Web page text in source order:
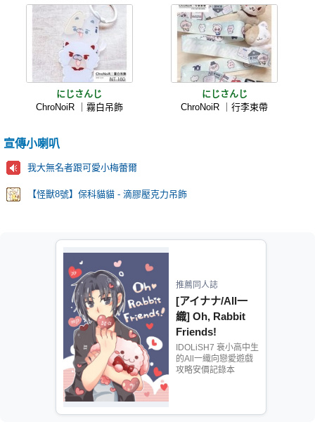
にじさんじ
ChroNoiR ｜霧白吊飾
にじさんじ
ChroNoiR ｜行李束帶
宣傳小喇叭
我大無名者跟可愛小梅蕾爾
【怪獸8號】保科貓貓 - 滴膠壓克力吊飾
推薦同人誌
[アイナナ/All一
織] Oh, Rabbit
Friends!
IDOLiSH7 衰小高中生
的All一織向戀愛遊戲
攻略安價記錄本